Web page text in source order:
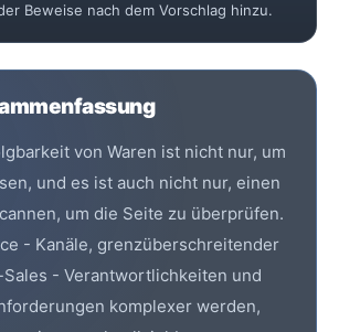
Beweise nach dem Vorschlag hinzu.
von Waren ist nicht nur, um
und es ist auch nicht nur, einen
um die Seite zu überprüfen.
- Kanäle, grenzüberschreitender
- Verantwortlichkeiten und
komplexer werden,